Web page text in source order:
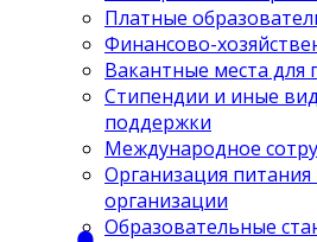
Платные
Финансово-
Вакантные места для
Стипендии и иные
поддержки
Международное
Организация
организации
Образовательные